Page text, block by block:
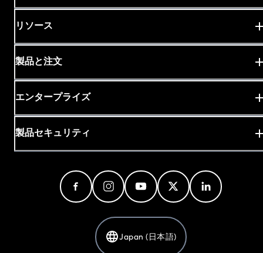
リソース
製品と注文
エンタープライズ
製品セキュリティ
Japan (日本語)